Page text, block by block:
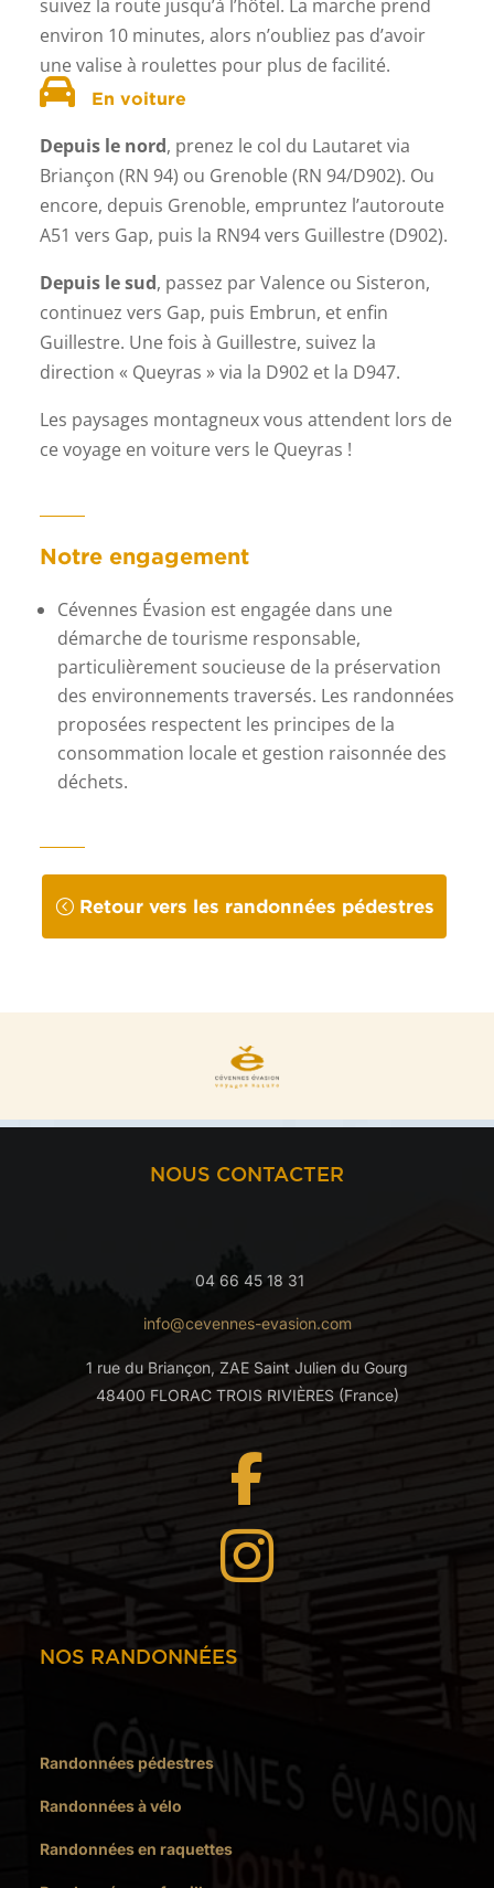
suivez la route jusqu’à l’hôtel. La marche prend
environ 10 minutes, alors n’oubliez pas d’avoir
une valise à roulettes pour plus de facilité.
En voiture
Depuis le nord, prenez le col du Lautaret via
Briançon (RN 94) ou Grenoble (RN 94/D902). Ou
encore, depuis Grenoble, empruntez l’autoroute
A51 vers Gap, puis la RN94 vers Guillestre (D902).
Depuis le sud, passez par Valence ou Sisteron,
continuez vers Gap, puis Embrun, et enfin
Guillestre. Une fois à Guillestre, suivez la
direction « Queyras » via la D902 et la D947.
Les paysages montagneux vous attendent lors de
ce voyage en voiture vers le Queyras !
Notre engagement
Cévennes Évasion est engagée dans une
démarche de tourisme responsable,
particulièrement soucieuse de la préservation
des environnements traversés. Les randonnées
proposées respectent les principes de la
consommation locale et gestion raisonnée des
déchets.
Retour vers les randonnées pédestres
NOUS CONTACTER
04 66 45 18 31
info@cevennes-evasion.com
1 rue du Briançon, ZAE Saint Julien du Gourg
48400 FLORAC TROIS RIVIÈRES (France)


NOS RANDONNÉES
Randonnées pédestres
Randonnées à vélo
Randonnées en raquettes